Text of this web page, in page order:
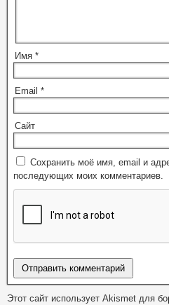
Имя *
Email *
Сайт
Сохранить моё имя, email и
последующих моих комментариев.
Этот сайт использует Akismet для